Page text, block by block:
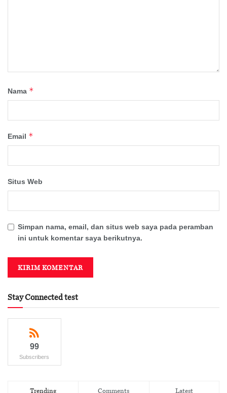
Nama *
Email *
Situs Web
Simpan nama, email, dan situs web saya pada peramban
ini untuk komentar saya berikutnya.
Stay Connected test
99
Subscribers
Trending Comments Latest